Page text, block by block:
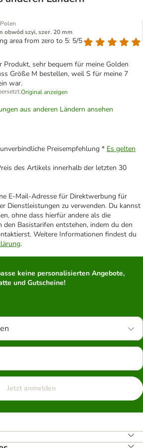
Polen
obwód szyi, szer. 20 mm
area from zero to 5: 5/5
Produkt, sehr bequem für meine Golden
Größe M bestellen, weil S für meine 7
war.
Original anzeigen
aus anderen Ländern ansehen
Preisempfehlung * Es gelten
des Artikels innerhalb der letzten 30
E-Mail-Adresse für Direktwerbung für
Dienstleistungen zu verwenden. Du kannst
ohne dass hierfür andere als die
Basistarifen entstehen, indem du den
Weitere Informationen findest du
.
keine personalisierten Angebote,
und Gutscheine!
Jetzt anmelden